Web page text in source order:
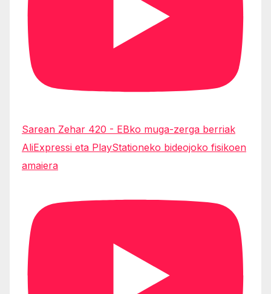
Sarean Zehar 420 - EBko muga-zerga berriak
AliExpressi eta PlayStationeko bideojoko fisikoen
amaiera